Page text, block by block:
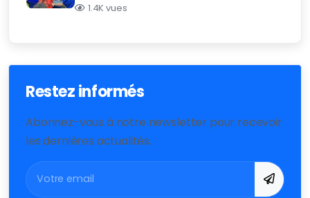
1.4K vues
Restez informés
Abonnez-vous à notre newsletter pour recevoir
les dernières actualités.